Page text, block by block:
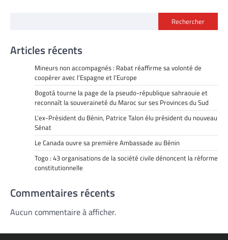
Rechercher
Articles récents
Mineurs non accompagnés : Rabat réaffirme sa volonté de
coopérer avec l’Espagne et l’Europe
Bogotá tourne la page de la pseudo-république sahraouie et
reconnaît la souveraineté du Maroc sur ses Provinces du Sud
L’ex-Président du Bénin, Patrice Talon élu président du nouveau
Sénat
Le Canada ouvre sa première Ambassade au Bénin
Togo : 43 organisations de la société civile dénoncent la réforme
constitutionnelle
Commentaires récents
Aucun commentaire à afficher.